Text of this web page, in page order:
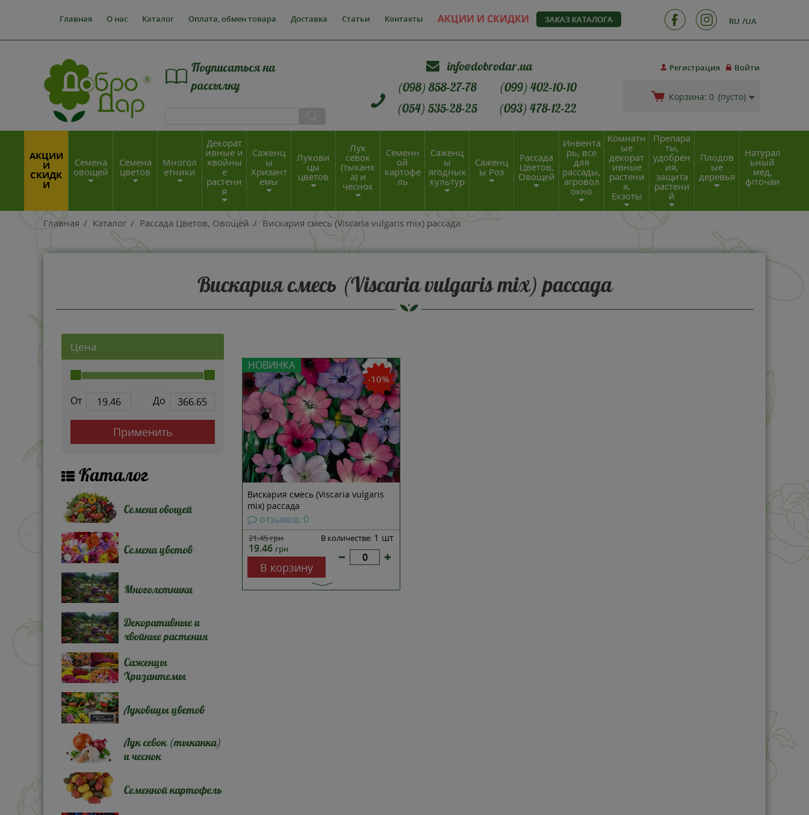
Главная О нас Каталог Оплата, обмен товара Доставка Статьи Контакты АКЦИИ И СКИДКИ ЗАКАЗ КАТАЛОГА RU UA
Регистрация Войти
Корзина: 0 (пусто)
Подписаться на
рассылку
info@dobrodar.ua
(098) 858-27-78
(099) 402-10-10
(054) 535-28-25
(093) 478-12-22
АКЦИИ
И
СКИДК
И
Семена
овощей
Семена
цветов
Многол
етники
Декорат
ивные и
хвойны
е
растени
я
Саженц
ы
Хризант
емы
Лукови
цы
цветов
Лук
севок
(тыканк
а) и
чеснок
Семенн
ой
картофе
ль
Саженц
ы
ягодных
культур
Саженц
ы Роз
Рассада
Цветов,
Овощей
Инвента
рь, все
для
рассады,
агровол
окно
Комнатн
ые
декорат
ивные
растени
я,
Екзоты
Препара
ты,
удобрен
ия,
защита
растени
й
Плодов
ые
деревья
Натурал
ьный
мед,
фіточаи
Главная / Каталог / Рассада Цветов, Овощей / Вискария смесь (Viscaria vulgaris mix) рассада
Вискария смесь (Viscaria vulgaris mix) рассада
НОВИНКА
-10%
Вискария смесь (Viscaria vulgaris
mix) рассада
отзывов: 0
21.45грн
19.46 грн
В количестве: 1 шт
В корзину
Цена
От До
Применить
Каталог
Семена овощей
Семена цветов
Многолетники
Декоративные и
хвойные растения
Саженцы
Хризантемы
Луковицы цветов
Лук севок (тыканка)
и чеснок
Семенной картофель